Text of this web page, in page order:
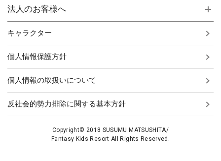
法人のお客様へ
キャラクター
個人情報保護方針
個人情報の取扱いについて
反社会的勢力排除に関する基本方針
Copyright© 2018 SUSUMU MATSUSHITA/
Fantasy Kids Resort All Rights Reserved.